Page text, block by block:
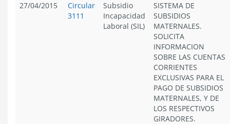
27/04/2015
Circular
3111
Subsidio
Incapacidad
Laboral (SIL)
SISTEMA DE
SUBSIDIOS
MATERNALES.
SOLICITA
INFORMACION
SOBRE LAS CUENTAS
CORRIENTES
EXCLUSIVAS PARA EL
PAGO DE SUBSIDIOS
MATERNALES, Y DE
LOS RESPECTIVOS
GIRADORES.